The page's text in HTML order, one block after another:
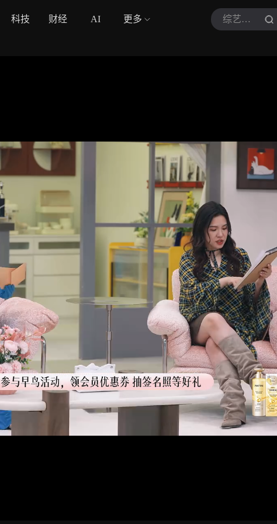
科技 财经 AI 更多 综艺巨有梗